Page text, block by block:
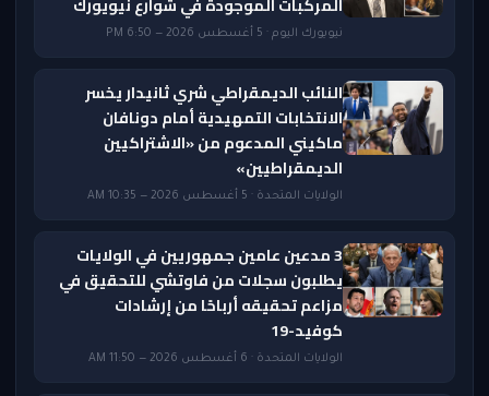
المركبات الموجودة في شوارع نيويورك
نيويورك اليوم · 5 أغسطس 2026 — 6:50 PM
النائب الديمقراطي شري ثانيدار يخسر
الانتخابات التمهيدية أمام دونافان
ماكيني المدعوم من «الاشتراكيين
الديمقراطيين»
الولايات المتحدة · 5 أغسطس 2026 — 10:35 AM
3 مدعين عامين جمهوريين في الولايات
يطلبون سجلات من فاوتشي للتحقيق في
مزاعم تحقيقه أرباحًا من إرشادات
كوفيد-19
الولايات المتحدة · 6 أغسطس 2026 — 11:50 AM